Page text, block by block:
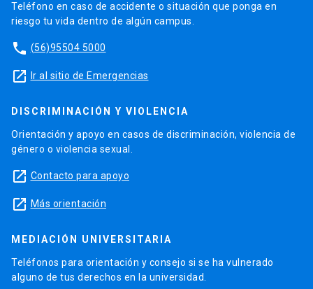
Teléfono en caso de accidente o situación que ponga en
riesgo tu vida dentro de algún campus.
phone (56)95504 5000
launch Ir al sitio de Emergencias
DISCRIMINACIÓN Y VIOLENCIA
Orientación y apoyo en casos de discriminación, violencia de
género o violencia sexual.
launch Contacto para apoyo
launch Más orientación
MEDIACIÓN UNIVERSITARIA
Teléfonos para orientación y consejo si se ha vulnerado
alguno de tus derechos en la universidad.